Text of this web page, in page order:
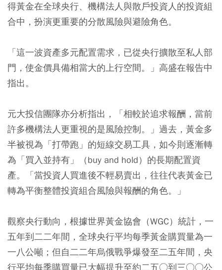
得黃金在全球央行、機構法人與散戶投資人的投資組
合中，扮演更重要的分散風險與避險角色。
「這一波資產多元配置需求，已從央行擴散至私人部
門，使金價具備相當大的上行空間。」高盛在報告中
指出。
元大投信團隊亦分析指出，「相較於追求報酬，當前
許多機構法人更重視的是風險控制。」過去，黃金多
半被視為「打帶跑」的短線交易工具，如今則逐漸轉
為「買入並持有」（buy and hold）的長期配置資
產。「當投資人買進後不輕易賣出，往往代表黃金已
轉為平衡整體投資組合風險與報酬的角色。」
觀察央行動向，根據世界黃金協會（WGC）統計，一
五年到二二年間，全球央行平均每季黃金購買量為一
一八公噸；但自二二年烏俄戰爭爆發至二五年間，央
行平均每季購買量已大幅提升至約二五○到三○○公